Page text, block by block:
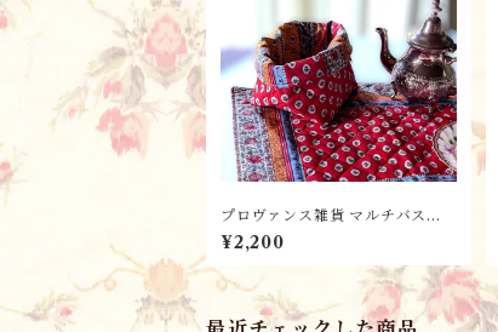
プロヴァンス雑貨 マルチバスケ
ット・プチ（S） / Gordes
Multico ルージュ ＊フランス
L’Ensoleillade社
¥2,200